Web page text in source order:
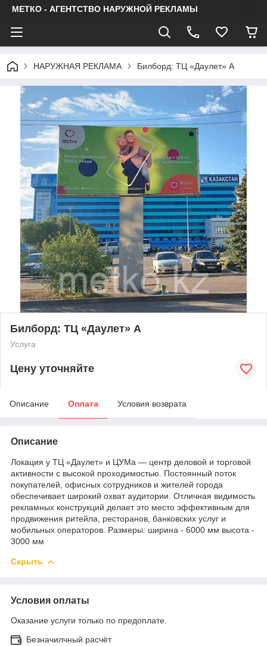
МЕТКО - АГЕНТСТВО НАРУЖНОЙ РЕКЛАМЫ
НАРУЖНАЯ РЕКЛАМА Билборд: ТЦ «Даулет» А
Билборд: ТЦ «Даулет» А
Услуга
Цену уточняйте
Описание Оплата Условия возврата
Описание
Локация у ТЦ «Даулет» и ЦУМа — центр деловой и торговой
активности с высокой проходимостью. Постоянный поток
покупателей, офисных сотрудников и жителей города
обеспечивает широкий охват аудитории. Отличная видимость
рекламных конструкций делает это место эффективным для
продвижения ритейла, ресторанов, банковских услуг и
мобильных операторов. Размеры: ширина - 6000 мм высота -
3000 мм
Скрыть
Условия оплаты
Оказание услуги только по предоплате.
Безначилчный расчёт